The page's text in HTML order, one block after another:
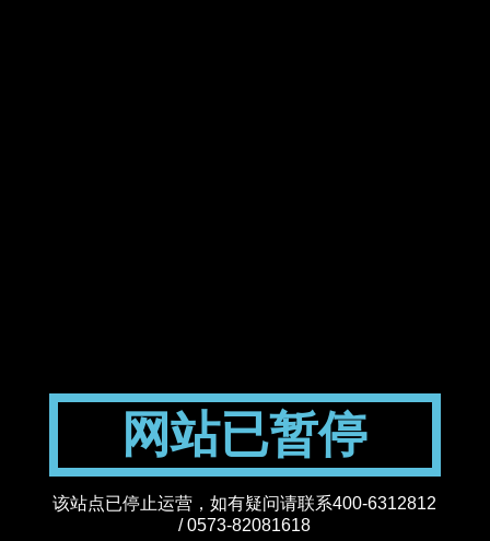
网站已暂停
该站点已停止运营，如有疑问请联系400-6312812
/ 0573-82081618